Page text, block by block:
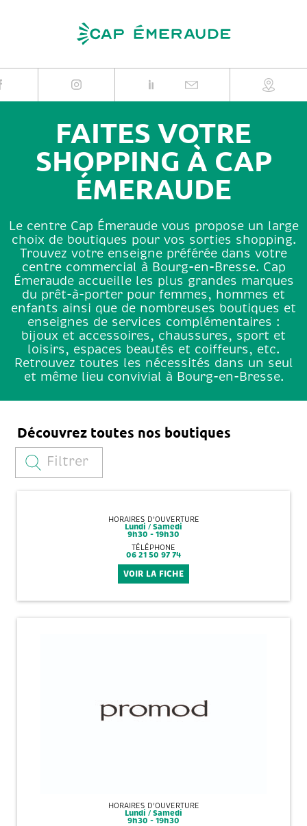
FAITES VOTRE
SHOPPING À CAP
ÉMERAUDE
Le centre Cap Émeraude vous propose un large
choix de boutiques pour vos sorties shopping.
Trouvez votre enseigne préférée dans votre
centre commercial à Bourg-en-Bresse. Cap
Émeraude accueille les plus grandes marques
du prêt-à-porter pour femmes, hommes et
enfants ainsi que de nombreuses boutiques et
enseignes de services complémentaires :
bijoux et accessoires, chaussures, sport et
loisirs, espaces beautés et coiffeurs, etc.
Retrouvez toutes les nécessités dans un seul
et même lieu convivial à Bourg-en-Bresse.
Découvrez toutes nos boutiques
Filtrer
HORAIRES D'OUVERTURE
Lundi / Samedi
9h30 - 19h30
TÉLÉPHONE
06 21 50 97 74
VOIR LA FICHE
HORAIRES D'OUVERTURE
Lundi / Samedi
9h30 - 19h30